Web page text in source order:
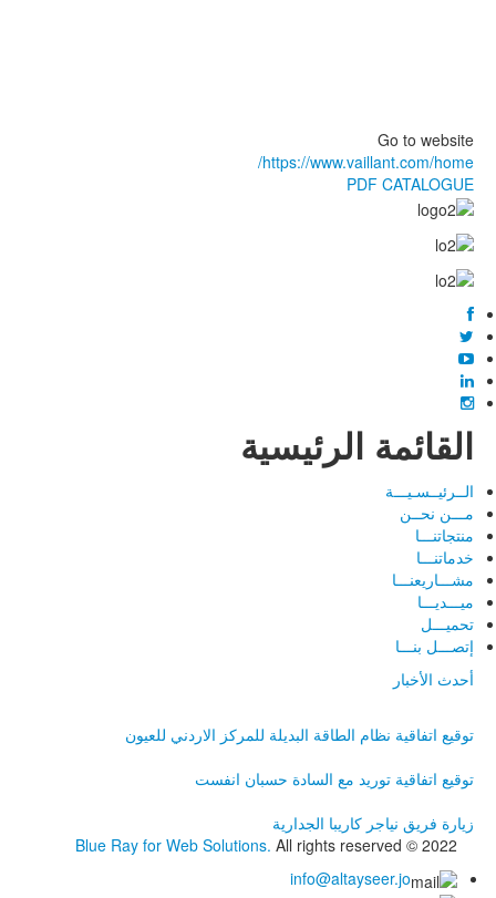
Go to website
https://www.vaillant.com/home/
PDF CATALOGUE
القائمة الرئيسية
الــرئيــسـيـــة
مـــن نحــن
منتجاتنـــا
خدماتنـــا
مشـــاريعنـــا
ميـــديـــا
تحميـــل
إتصـــل بنـــا
أحدث الأخبار
توقيع اتفاقية نظام الطاقة البديلة للمركز الاردني للعيون
توقيع اتفاقية توريد مع السادة حسبان انفست
زيارة فريق نياجر كاريبا الجدارية
Blue Ray for Web Solutions. All rights reserved © 2022
info@altayseer.jo